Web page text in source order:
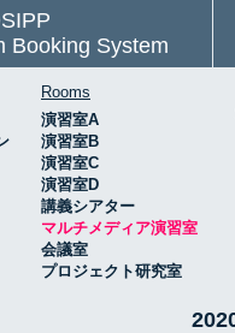
Booking System
Rooms
演習室A
演習室B
演習室C
演習室D
講義シアター
マルチメディア演習室
会議室
プロジェクト研究室